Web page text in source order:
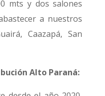
mts y dos salones
a nuestros
Caazapá, San
Alto Paraná: